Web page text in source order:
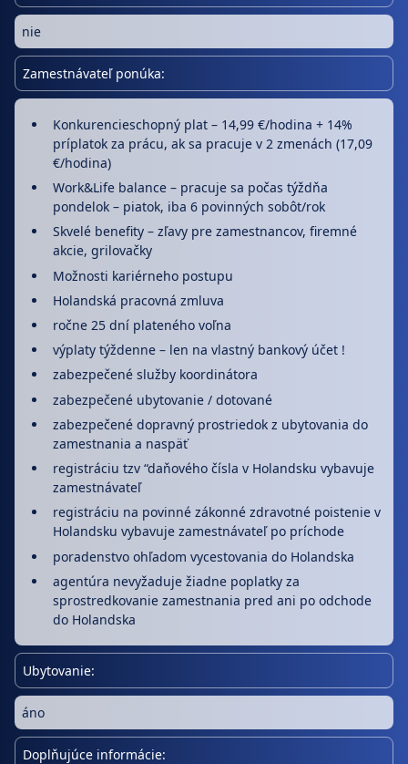
nie
Zamestnávateľ ponúka:
Konkurencieschopný plat – 14,99 €/hodina + 14%
príplatok za prácu, ak sa pracuje v 2 zmenách (17,09
€/hodina)
Work&Life balance – pracuje sa počas týždňa
pondelok – piatok, iba 6 povinných sobôt/rok
Skvelé benefity – zľavy pre zamestnancov, firemné
akcie, grilovačky
Možnosti kariérneho postupu
Holandská pracovná zmluva
ročne 25 dní plateného voľna
výplaty týždenne – len na vlastný bankový účet !
zabezpečené služby koordinátora
zabezpečené ubytovanie / dotované
zabezpečené dopravný prostriedok z ubytovania do
zamestnania a naspäť
registráciu tzv “daňového čísla v Holandsku vybavuje
zamestnávateľ
registráciu na povinné zákonné zdravotné poistenie v
Holandsku vybavuje zamestnávateľ po príchode
poradenstvo ohľadom vycestovania do Holandska
agentúra nevyžaduje žiadne poplatky za
sprostredkovanie zamestnania pred ani po odchode
do Holandska
Ubytovanie:
áno
Doplňujúce informácie: